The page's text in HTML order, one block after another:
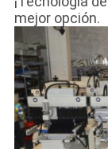
mejor opción.